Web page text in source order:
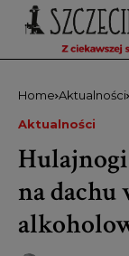
Home Aktualności
Aktualności
na